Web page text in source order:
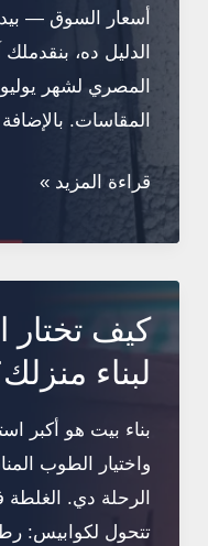
أسعار السوق —
الدليل ده،
المقاسات.
دليل
الطوب
في
مصر
يوليو
2026
قراءة المزيد »
كيف
لبناء
بناء بيت هو أكبر
واختيار الطوب
الرحلة دي.
تتحول لكوابيس: